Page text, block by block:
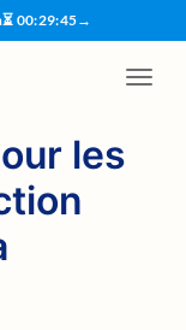
⏳ 00:29:45→
les